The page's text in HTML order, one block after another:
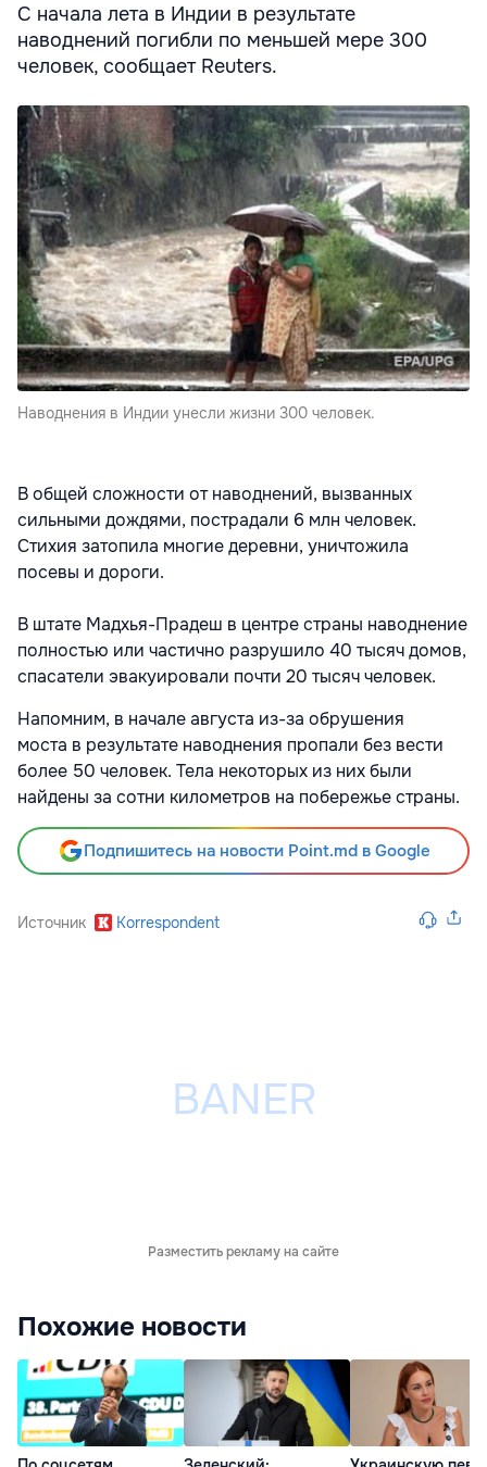
С начала лета в Индии в результате
наводнений погибли по меньшей мере 300
человек, сообщает Reuters.
Наводнения в Индии унесли жизни 300 человек.
В общей сложности от наводнений, вызванных
сильными дождями, пострадали 6 млн человек.
Стихия затопила многие деревни, уничтожила
посевы и дороги.
В штате Мадхья-Прадеш в центре страны наводнение
полностью или частично разрушило 40 тысяч домов,
спасатели эвакуировали почти 20 тысяч человек.
Напомним, в начале августа из-за обрушения
моста в результате наводнения пропали без вести
более 50 человек. Тела некоторых из них были
найдены за сотни километров на побережье страны.
Подпишитесь на новости Point.md в Google
Источник Korrespondent
Разместить рекламу на сайте
Похожие новости